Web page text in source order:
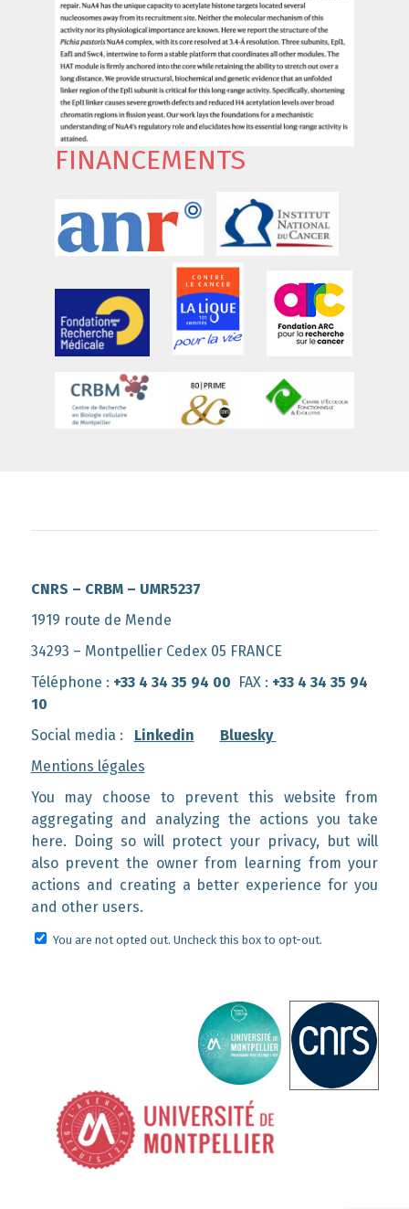
FINANCEMENTS
CNRS – CRBM – UMR5237
1919 route de Mende
34293 – Montpellier Cedex 05 FRANCE
Téléphone : +33 4 34 35 94 00 FAX : +33 4 34 35 94
10
Social media : Linkedin
Bluesky
Mentions légales
You may choose to prevent this website from
aggregating and analyzing the actions you take
here. Doing so will protect your privacy, but will
also prevent the owner from learning from your
actions and creating a better experience for you
and other users.
You are not opted out. Uncheck this box to opt-out.